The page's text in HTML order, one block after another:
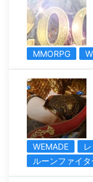
MMORPG
WEMADE
ルーンファイタ